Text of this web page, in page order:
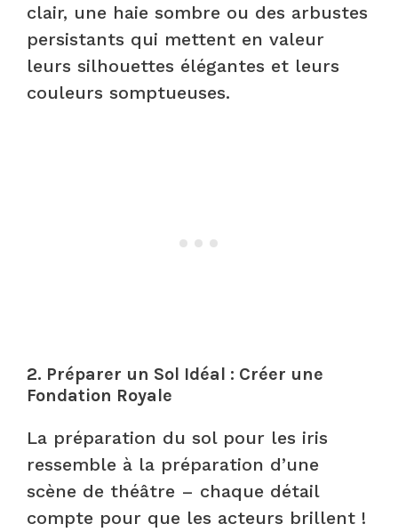
clair, une haie sombre ou des arbustes
persistants qui mettent en valeur
leurs silhouettes élégantes et leurs
couleurs somptueuses.
2. Préparer un Sol Idéal : Créer une
Fondation Royale
La préparation du sol pour les iris
ressemble à la préparation d’une
scène de théâtre – chaque détail
compte pour que les acteurs brillent !